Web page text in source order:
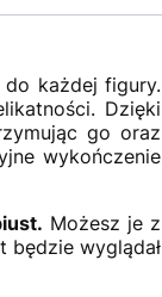
każdej figury.
Dzięki
go oraz
wykończenie
Możesz je z
będzie wyglądał